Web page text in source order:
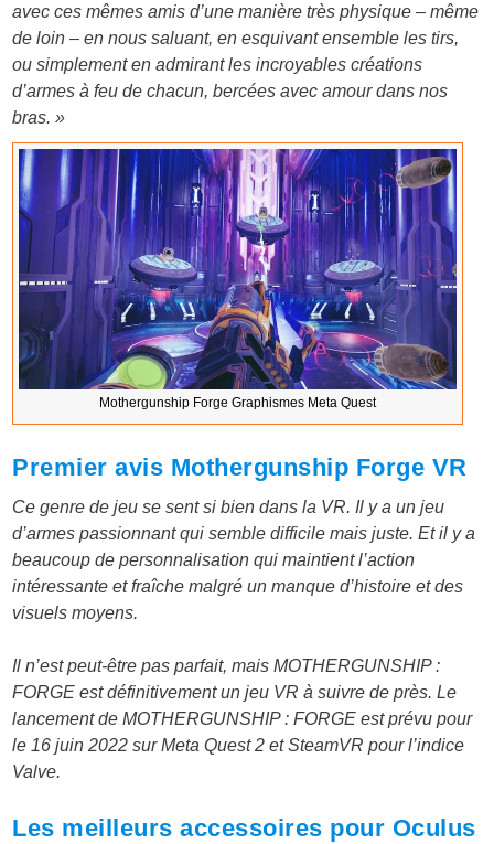
avec ces mêmes amis d’une manière très physique – même
de loin – en nous saluant, en esquivant ensemble les tirs,
ou simplement en admirant les incroyables créations
d’armes à feu de chacun, bercées avec amour dans nos
bras. »
Mothergunship Forge Graphismes Meta Quest
Premier avis Mothergunship Forge VR
Ce genre de jeu se sent si bien dans la VR. Il y a un jeu
d’armes passionnant qui semble difficile mais juste. Et il y a
beaucoup de personnalisation qui maintient l’action
intéressante et fraîche malgré un manque d’histoire et des
visuels moyens.
Il n’est peut-être pas parfait, mais MOTHERGUNSHIP :
FORGE est définitivement un jeu VR à suivre de près. Le
lancement de MOTHERGUNSHIP : FORGE est prévu pour
le 16 juin 2022 sur Meta Quest 2 et SteamVR pour l’indice
Valve.
Les meilleurs accessoires pour Oculus